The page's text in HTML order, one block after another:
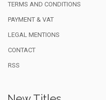
TERMS AND CONDITIONS
PAYMENT & VAT
LEGAL MENTIONS
CONTACT
RSS